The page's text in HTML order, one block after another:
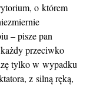
o którem
– pisze pan
przeciwko
tylko w wypadku
z silną ręką,